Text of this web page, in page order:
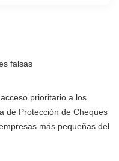
falsas
prioritario a los
de Protección de Cheques
más pequeñas del